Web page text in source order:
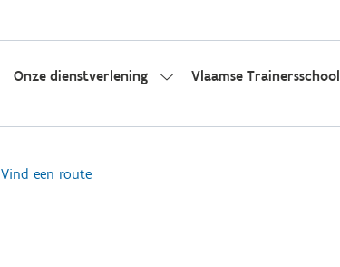
Onze dienstverlening Vlaamse Trainersschool
Vind een route